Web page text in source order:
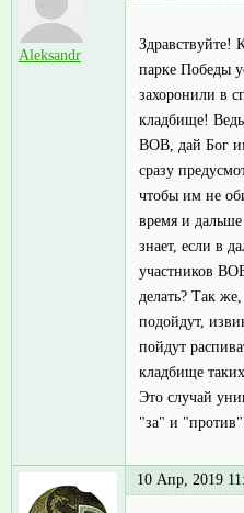
Aleksandr
Здравствуйте!
парке Победы
захоронили в
кладбище!
ВОВ, дай Бог
сразу
чтобы им не
время и
знает, если в
участников
делать? Так
подойдут,
пойдут
кладбище
Это случай
"за" и
10 Апр, 2019